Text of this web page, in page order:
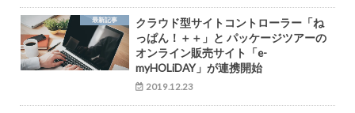
最新記事
クラウド型サイトコントローラー「ね
っぱん！＋＋」と パッケージツアーの
オンライン販売サイト「e-
myHOLiDAY」が連携開始
2019.12.23